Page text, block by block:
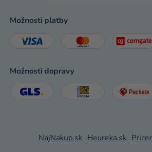
Možnosti platby
Možnosti dopravy
NajNakup.sk Heureka.sk